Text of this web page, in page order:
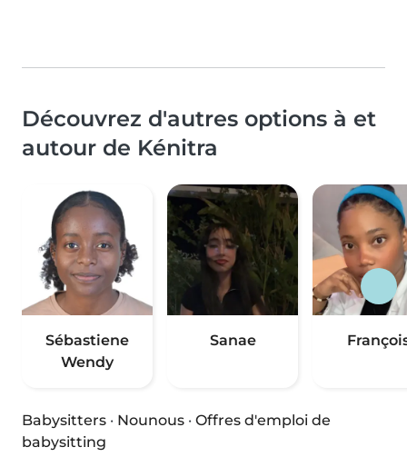
Découvrez d'autres options à et
autour de Kénitra
Sébastiene
Wendy
Sanae
Babysitters · Nounous · Offres d'emploi de
babysitting